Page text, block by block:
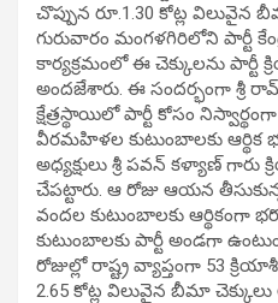
చొప్పున రూ.1.30 కోట్ల విలువైన
గురువారం మంగళగిరిలోని పార్టీ
కార్యక్రమంలో ఈ చెక్కులను పార్టీ
అందజేశారు. ఈ సందర్భంగా శ్రీ
క్షేత్రస్థాయిలో పార్టీ కోసం
వీరమహిళల కుటుంబాలకు ఆర్థిక
అధ్యక్షులు శ్రీ పవన్ కళ్యాణ్ గారు
చేపట్టారు. ఆ రోజు ఆయన
వందల కుటుంబాలకు ఆర్థికంగా
కుటుంబాలకు పార్టీ అండగా
రోజుల్లో రాష్ట్ర వ్యాప్తంగా 53
2.65 కోట్ల విలువైన బీమా